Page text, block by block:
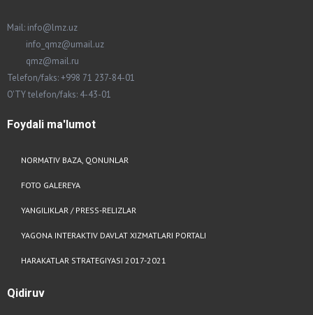
Mail: info@lmz.uz
info_qmz@umail.uz
qmz@mail.ru
Telefon/faks: +998 71 237-84-01
O'TY telefon/faks: 4-43-01
Foydali ma'lumot
NORMATIV BAZA, QONUNLAR
FOTO GALEREYA
YANGILIKLAR / PRESS-RELIZLAR
YAGONA INTERAKTIV DAVLAT XIZMATLARI PORTALI
HARAKATLAR STRATEGIYASI 2017-2021
Qidiruv